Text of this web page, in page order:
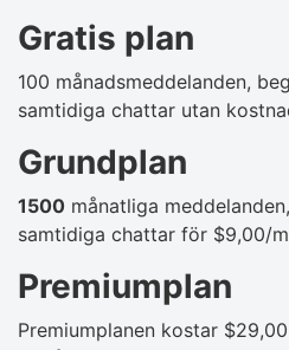
Gratis plan
100 månadsmeddelanden,
samtidiga chattar utan
Grundplan
1500 månatliga
samtidiga chattar för $9,00/
Premiumplan
Premiumplanen kostar